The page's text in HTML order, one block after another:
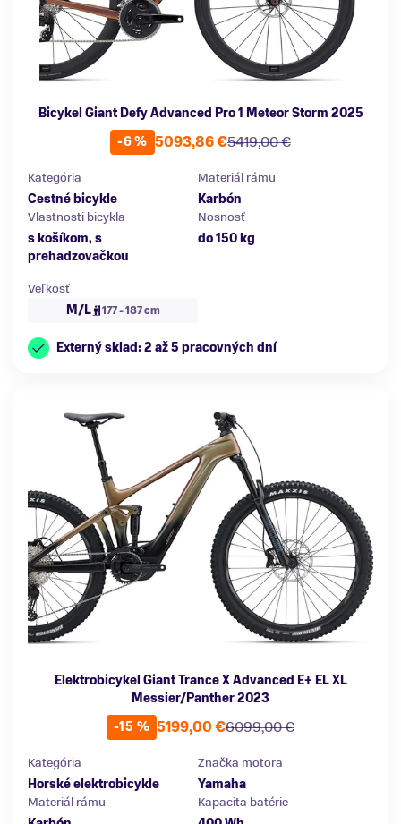
Bicykel Giant Defy Advanced Pro 1 Meteor Storm 2025
-6 %
5419,00 €
5093,86 €
Kategória
Cestné bicykle
Materiál rámu
Karbón
Vlastnosti bicykla
s košíkom, s
prehadzovačkou
Nosnosť
do 150 kg
Veľkosť
M/L
177 - 187 cm
Externý sklad: 2 až 5 pracovných dní
Elektrobicykel Giant Trance X Advanced E+ EL XL
Messier/Panther 2023
-15 %
6099,00 €
5199,00 €
Kategória
Horské elektrobicykle
Značka motora
Yamaha
Materiál rámu
Kapacita batérie